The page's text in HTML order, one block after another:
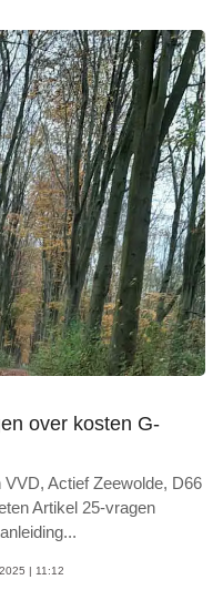
over kosten G-
Actief Zeewolde, D66
Artikel 25-vragen
...
| 11:12